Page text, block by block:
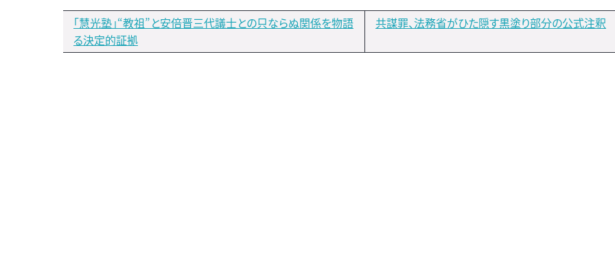
「慧光塾」“教祖”と安倍晋三代議士との只ならぬ関係を物語
る決定的証拠
共謀罪、法務省がひた隠す黒塗り部分の公式注釈